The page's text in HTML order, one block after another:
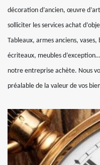
décoration d’ancien, œuvre
solliciter les services achat
Tableaux, armes anciens,
écriteaux, meubles
notre entreprise achète. Nous
préalable de la valeur de vos